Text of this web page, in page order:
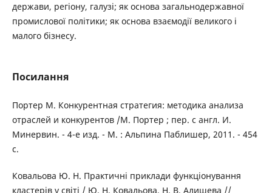
держави, регіону, галузі; як основа загальнодержавної
промислової політики; як основа взаємодії великого і
малого бізнесу.
Посилання
Портер М. Конкурентная стратегия: методика анализа
отраслей и конкурентов /М. Портер ; пер. с англ. И.
Минервин. - 4-е изд. - М. : Альпина Паблишер, 2011. - 454
с.
Ковальова Ю. Н. Практичні приклади функціонування
кластерів у світі / Ю. Н. Ковальова, Н. В. Алишева //